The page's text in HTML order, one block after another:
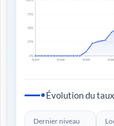
0%
25%
50%
75%
T4 2017 T4 2018 T4 2019 T4
Évolution du
Dernier niveau